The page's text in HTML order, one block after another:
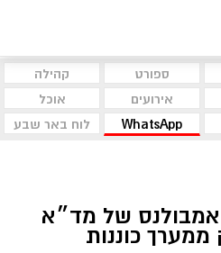
ספורט
קהילה
אירועים
אוכל
WhatsApp לוח באר שבע
של מד״א
ממערך כוננות